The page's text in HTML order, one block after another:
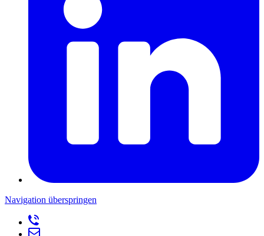
Navigation überspringen